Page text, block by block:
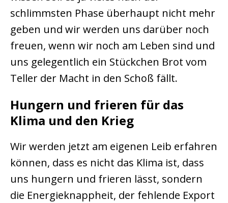
schlimmsten Phase überhaupt nicht mehr
geben und wir werden uns darüber noch
freuen, wenn wir noch am Leben sind und
uns gelegentlich ein Stückchen Brot vom
Teller der Macht in den Schoß fällt.
Hungern und frieren für das
Klima und den Krieg
Wir werden jetzt am eigenen Leib erfahren
können, dass es nicht das Klima ist, dass
uns hungern und frieren lässt, sondern
die Energieknappheit, der fehlende Export